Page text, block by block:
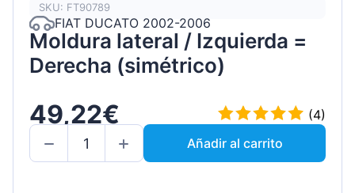
SKU: FT90789
FIAT DUCATO 2002-2006
Moldura lateral / Izquierda =
Derecha (simétrico)
49,22€
(4)
Añadir al carrito